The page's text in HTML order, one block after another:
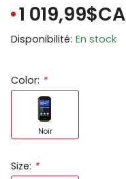
1 019,99$CA
Disponibilité: En stock
Color: *
Noir
Size: *